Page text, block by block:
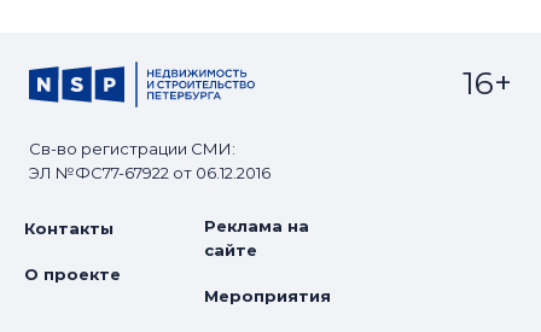
Св-во регистрации СМИ:
ЭЛ №ФС77-67922 от 06.12.2016
16+
Контакты
О проекте
Реклама на
сайте
Мероприятия